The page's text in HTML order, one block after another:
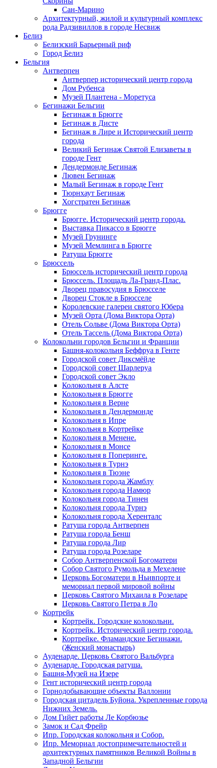
Сан-Марино
Архитектурный, жилой и культурный комплекс
рода Радзивиллов в городе Несвиж
Белиз
Белизский Барьерный риф
Город Белиз
Бельгия
Антверпен
Антверпер исторический центр города
Дом Рубенса
Музей Плантена - Моретуса
Бегинажи Бельгии
Бегинаж в Брюгге
Бегинаж в Дисте
Бегинаж в Лире и Исторический центр
города
Великий Бегинаж Святой Елизаветы в
городе Гент
Дендермонде Бегинаж
Лювен Бегинаж
Малый Бегинаж в городе Гент
Тюрнхаут Бегинаж
Хогстратен Бегинаж
Брюгге
Брюгге. Исторический центр города.
Выставка Пикассо в Брюгге
Музей Грунинге
Музей Мемлинга в Брюгге
Ратуша Брюгге
Брюссель
Брюссель исторический центр города
Брюссель. Площадь Ла-Гранд-Плас.
Дворец правосудия в Брюсселе
Дворец Стокле в Брюсселе
Королевские галереи святого Юбера
Музей Орта (Дома Виктора Орта)
Отель Сольве (Дома Виктора Орта)
Отель Тассель (Дома Виктора Орта)
Колокольни городов Бельгии и Франции
Башня-колокольня Беффруа в Генте
Городской совет Диксмёйде
Городской совет Шарлеруа
Городской совет Экло
Колокольня в Алсте
Колокольня в Брюгге
Колокольня в Верне
Колокольня в Дендермонде
Колокольня в Ипре
Колокольня в Кортрейке
Колокольня в Менене.
Колокольня в Монсе
Колокольня в Поперинге.
Колокольня в Турнэ
Колокольня в Тюэне
Колокольня города Жамблу
Колокольня города Намюр
Колокольня города Тинен
Колокольня города Турнэ
Колокольня города Херенталс
Ратуша города Антверпен
Ратуша города Бенш
Ратуша города Лир
Ратуша города Розеларе
Собор Антверпенской Богоматери
Собор Святого Румольда в Мехелене
Церковь Богоматери в Ньивпорте и
мемориал первой мировой войны
Церковь Святого Михаила в Розеларе
Церковь Святого Петра в Ло
Кортрейк
Кортрейк. Городские колокольни.
Кортрейк. Исторический центр города.
Кортрейке. Фламандские Бегинажи.
(Женский монастырь)
Ауденарде. Церковь Святого Вальбурга
Ауденарде. Городская ратуша.
Башня-Музей на Изере
Гент исторический центр города
Горнодобывающие объекты Валлонии
Городская цитадель Буйона. Укрепленные города
Нижних Земель.
Дом Гийет работы Ле Корбюзье
Замок и Сад Фрейр
Ипр. Городская колокольня и Собор.
Ипр. Мемориал достопримечательностей и
архитектурных памятников Великой Войны в
Западной Бельгии